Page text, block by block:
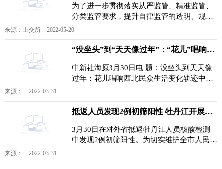
为了进一步贯彻落实从严监管、精准监管、
分类监管要求，提升自律监管的透明、规
范、高效和便利，上海证券交易所(以下简称
来源：上交所 2022-05-20
“没坐头”到“天天像过年”：“花儿”唱响西北民众生活变化轨迹
中新社海原3月30日电 题：没坐头到天天像
过年：花儿唱响西北民众生活变化轨迹中新
来源： 2022-03-31
抵返人员发现2例初筛阳性 牡丹江开展区域核酸检测
3月30日在对外省抵返牡丹江人员核酸检测
中发现2例初筛阳性。为切实维护全市人民身
来源： 2022-03-31